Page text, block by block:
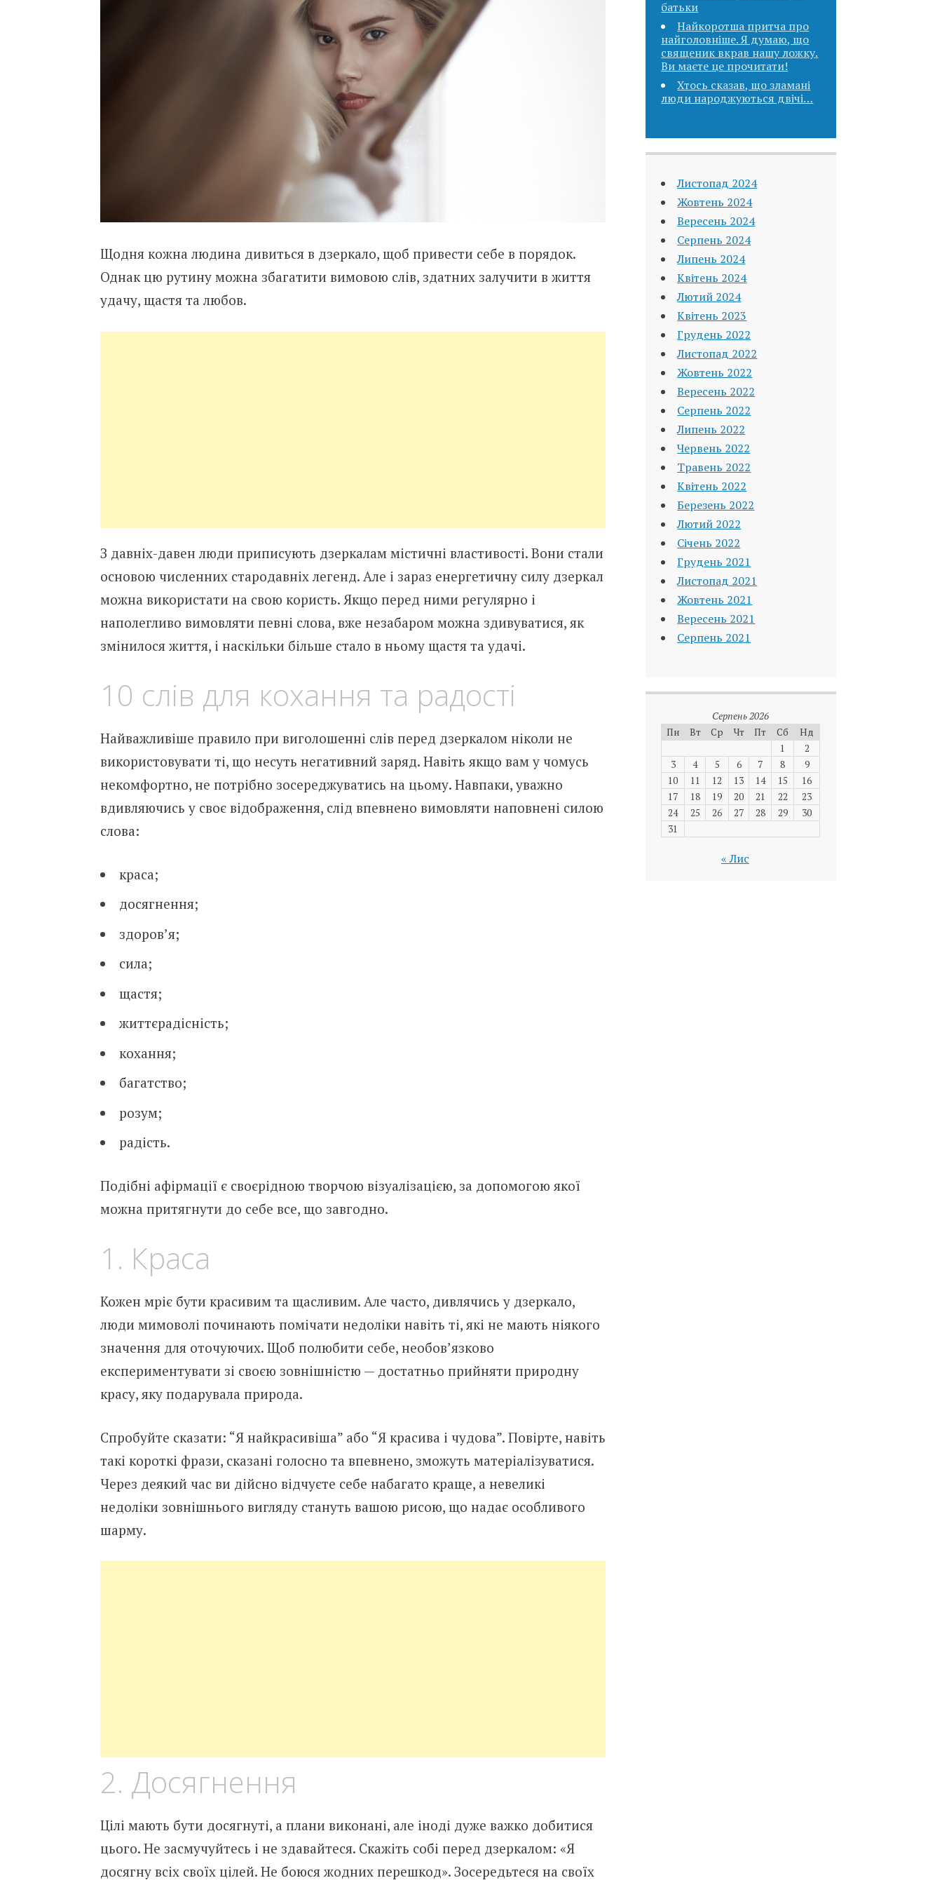
Щодня кожна людина дивиться в дзеркало, щоб привести себе в порядок.
Однак цю рутину можна збагатити вимовою слів, здатних залучити в життя
удачу, щастя та любов.
З давніх-давен люди приписують дзеркалам містичні властивості. Вони стали
основою численних стародавніх легенд. Але і зараз енергетичну силу дзеркал
можна використати на свою користь. Якщо перед ними регулярно і
наполегливо вимовляти певні слова, вже незабаром можна здивуватися, як
змінилося життя, і наскільки більше стало в ньому щастя та удачі.
10 слів для кохання та радості
Найважливіше правило при виголошенні слів перед дзеркалом ніколи не
використовувати ті, що несуть негативний заряд. Навіть якщо вам у чомусь
некомфортно, не потрібно зосереджуватись на цьому. Навпаки, уважно
вдивляючись у своє відображення, слід впевнено вимовляти наповнені силою
слова:
краса;
досягнення;
здоров’я;
сила;
щастя;
життєрадісність;
кохання;
багатство;
розум;
радість.
Подібні афірмації є своєрідною творчою візуалізацією, за допомогою якої
можна притягнути до себе все, що завгодно.
1. Краса
Кожен мріє бути красивим та щасливим. Але часто, дивлячись у дзеркало,
люди мимоволі починають помічати недоліки навіть ті, які не мають ніякого
значення для оточуючих. Щоб полюбити себе, необов’язково
експериментувати зі своєю зовнішністю — достатньо прийняти природну
красу, яку подарувала природа.
Спробуйте сказати: “Я найкрасивіша” або “Я красива і чудова”. Повірте, навіть
такі короткі фрази, сказані голосно та впевнено, зможуть матеріалізуватися.
Через деякий час ви дійсно відчуєте себе набагато краще, а невеликі
недоліки зовнішнього вигляду стануть вашою рисою, що надає особливого
шарму.
2. Досягнення
Цілі мають бути досягнуті, а плани виконані, але іноді дуже важко добитися
цього. Не засмучуйтесь і не здавайтеся. Скажіть собі перед дзеркалом: «Я
досягну всіх своїх цілей. Не боюся жодних перешкод». Зосередьтеся на своїх
батьки
Найкоротша притча про
найголовніше. Я думаю, що
священик вкpав нашу ложку.
Ви маєте це прочитати!
Хтось сказав, що зламані
люди народжуються двічі…
Листопад 2024
Жовтень 2024
Вересень 2024
Серпень 2024
Липень 2024
Квітень 2024
Лютий 2024
Квітень 2023
Грудень 2022
Листопад 2022
Жовтень 2022
Вересень 2022
Серпень 2022
Липень 2022
Червень 2022
Травень 2022
Квітень 2022
Березень 2022
Лютий 2022
Січень 2022
Грудень 2021
Листопад 2021
Жовтень 2021
Вересень 2021
Серпень 2021
Серпень 2026
Пн
Вт Ср Чт Пт Сб
Нд
1
2
3
4 5 6 7 8
9
10
11 12 13 14 15
16
17
18 19 20 21 22
23
24
25 26 27 28 29
30
31
« Лис